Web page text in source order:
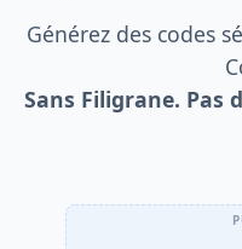
Générez des codes
Sans Filigrane. Pas